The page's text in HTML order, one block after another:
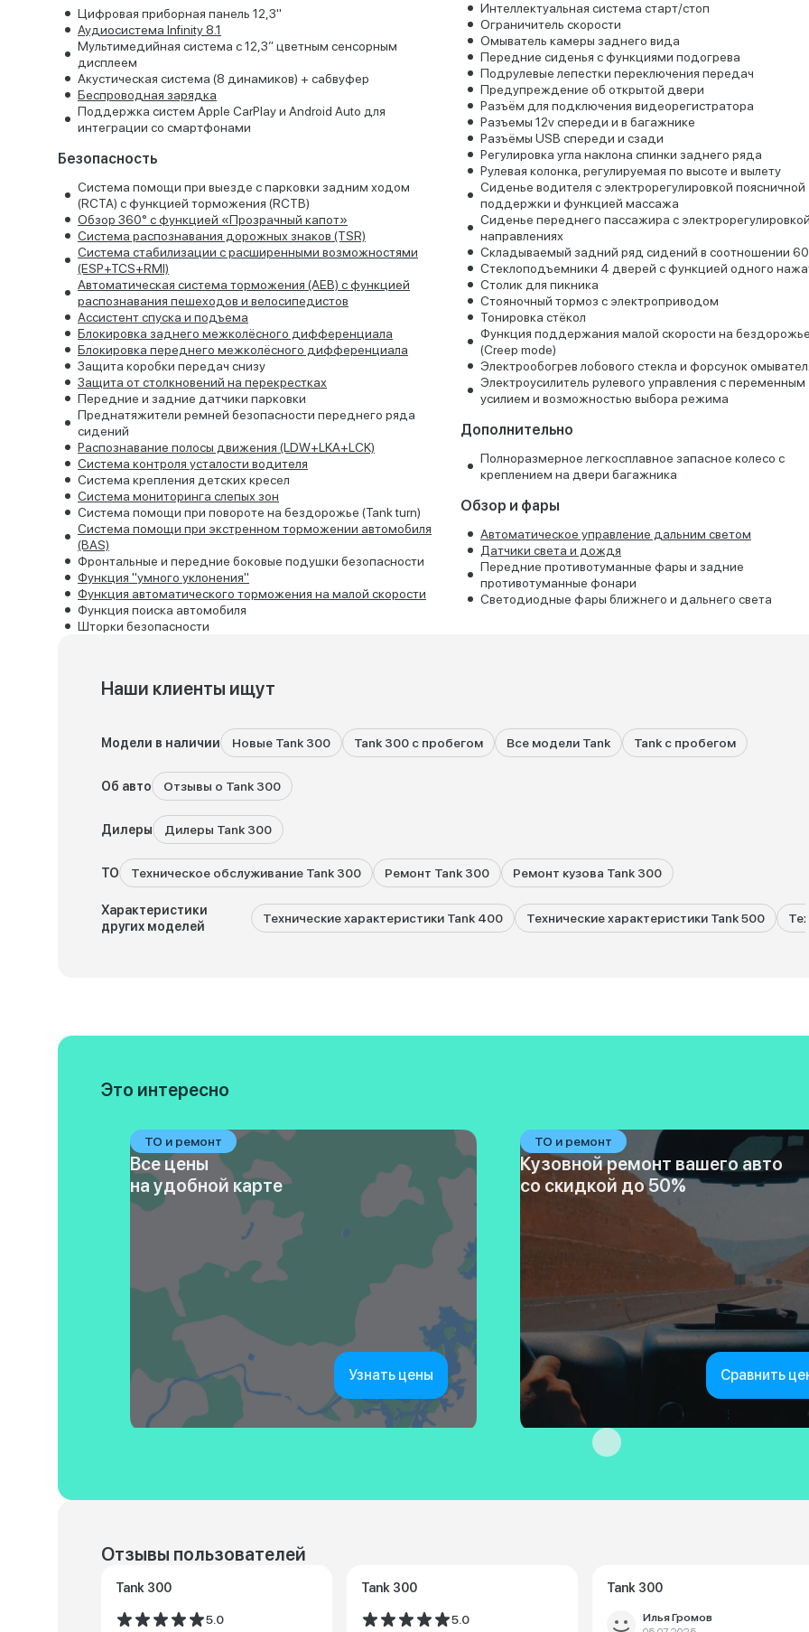
Цифровая приборная панель 12,3''
Аудиосистема Infinity 8.1
Мультимедийная система с 12,3” цветным сенсорным
дисплеем
Акустическая система (8 динамиков) + сабвуфер
Беспроводная зарядка
Поддержка систем Apple CarPlay и Android Auto для
интеграции со смартфонами
Безопасность
Система помощи при выезде с парковки задним ходом
(RCTA) с функцией торможения (RCTB)
Обзор 360° с функцией «Прозрачный капот»
Система распознавания дорожных знаков (TSR)
Cистема стабилизации с расширенными возможностями
(ESP+TCS+RMI)
Автоматическая система торможения (AEB) с функцией
распознавания пешеходов и велосипедистов
Ассистент спуска и подъема
Блокировка заднего межколёсного дифференциала
Блокировка переднего межколёсного дифференциала
Защита коробки передач снизу
Защита от столкновений на перекрестках
Передние и задние датчики парковки
Преднатяжители ремней безопасности переднего ряда
сидений
Распознавание полосы движения (LDW+LKA+LCK)
Система контроля усталости водителя
Система крепления детских кресел
Система мониторинга слепых зон
Система помощи при повороте на бездорожье (Tank turn)
Система помощи при экстренном торможении автомобиля
(BAS)
Фронтальные и передние боковые подушки безопасности
Функция "умного уклонения"
Функция автоматического торможения на малой скорости
Функция поиска автомобиля
Шторки безопасности
Интеллектуальная система старт/стоп
Ограничитель скорости
Омыватель камеры заднего вида
Передние сиденья с функциями подогрева
Подрулевые лепестки переключения передач
Предупреждение об открытой двери
Разъём для подключения видеорегистратора
Разъемы 12v спереди и в багажнике
Разъёмы USB спереди и сзади
Регулировка угла наклона спинки заднего ряда
Рулевая колонка, регулируемая по высоте и вылету
Сиденье водителя с электрорегулировкой поясничной
поддержки и функцией массажа
Сиденье переднего пассажира с
направлениях
Складываемый задний ряд сидений в соотношении
Стеклоподъемники 4 дверей с функцией одного
Столик для пикника
Стояночный тормоз с электроприводом
Тонировка стёкол
Функция поддержания малой скорости на бездорожье
(Creep mode)
Электрообогрев лобового стекла и форсунок
Электроусилитель рулевого управления с переменным
усилием и возможностью выбора режима
Дополнительно
Полноразмерное легкосплавное запасное колесо с
креплением на двери багажника
Обзор и фары
Автоматическое управление дальним светом
Датчики света и дождя
Передние противотуманные фары и задние
противотуманные фонари
Светодиодные фары ближнего и дальнего света
Наши клиенты ищут
Модели в наличии Новые Tank 300 Tank 300 с пробегом Все модели Tank Tank с пробегом
Об авто Отзывы о Tank 300
Дилеры Дилеры Tank 300
ТО Техническое обслуживание Tank 300 Ремонт Tank 300 Ремонт кузова Tank 300
Характеристики
других моделей
Технические характеристики Tank 400 Технические характеристики Tank 500
Это интересно
ТО и ремонт
Все цены
на удобной карте
Узнать цены
ТО и ремонт
Кузовной ремонт вашего авто
со скидкой до 50%
Сравнить
Отзывы пользователей
Tank 300
5.0
Tank 300
5.0
Tank 300
Илья Громов